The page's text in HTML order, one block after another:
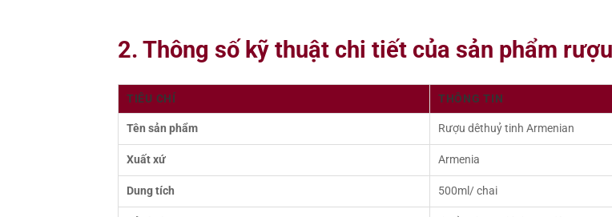
2. Thông số kỹ thuật chi tiết của sản phẩm
TIÊU CHÍ THÔNG TIN
Tên sản phẩm Rượu dêthuỷ tinh Armenian
Xuất xứ Armenia
Dung tích 500ml/ chai